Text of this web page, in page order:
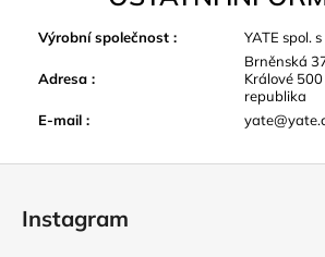
Výrobní společnost : YATE spol. s
Adresa :
Brněnská
Králové
republika
E-mail :
Instagram